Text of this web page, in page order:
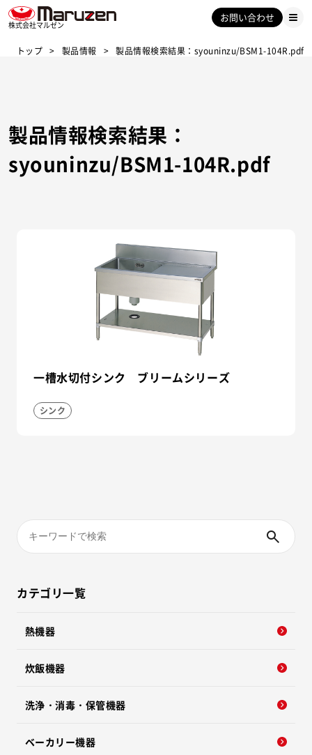
株式会社マルゼン
お問い合わせ
トップ 製品情報 製品情報検索結果：syouninzu/BSM1-104R.pdf
製品情報検索結果：
syouninzu/BSM1-104R.pdf
一槽水切付シンク ブリームシリーズ
シンク
カテゴリ一覧
熱機器
炊飯機器
洗浄・消毒・保管機器
ベーカリー機器